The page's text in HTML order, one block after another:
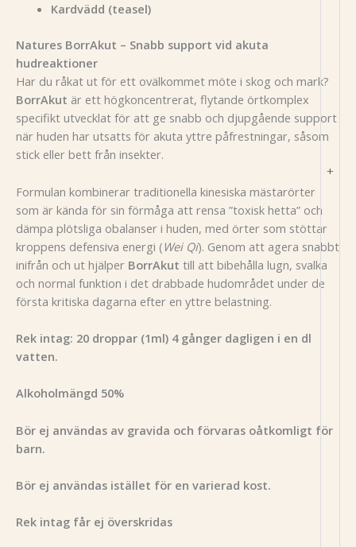
+
Kardvädd (teasel)
Natures BorrAkut – Snabb support vid akuta
hudreaktioner
Har du råkat ut för ett ovälkommet möte i skog och mark?
BorrAkut är ett högkoncentrerat, flytande örtkomplex
specifikt utvecklat för att ge snabb och djupgående support
när huden har utsatts för akuta yttre påfrestningar, såsom
stick eller bett från insekter.
Formulan kombinerar traditionella kinesiska mästarörter
som är kända för sin förmåga att rensa ”toxisk hetta” och
dämpa plötsliga obalanser i huden, med örter som stöttar
kroppens defensiva energi ( Wei Qi). Genom att agera snabbt
inifrån och ut hjälper BorrAkut till att bibehålla lugn, svalka
och normal funktion i det drabbade hudområdet under de
första kritiska dagarna efter en yttre belastning.
Rek intag: 20 droppar (1ml) 4 gånger dagligen i en dl
vatten.
Alkoholmängd 50%
Bör ej användas av gravida och förvaras oåtkomligt för
barn.
Bör ej användas istället för en varierad kost.
Rek intag får ej överskridas